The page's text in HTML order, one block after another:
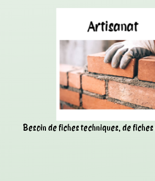
Besoin de fiches techniques, de